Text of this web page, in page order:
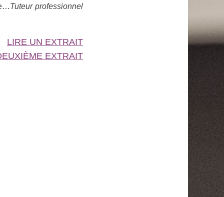
Tuteur professionnel
LIRE UN EXTRAIT
EXTRAIT